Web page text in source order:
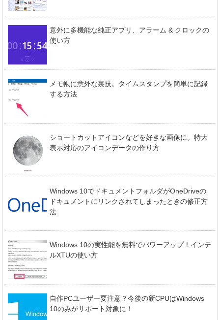
意外に多機能な純正アプリ、アラーム & クロックの
使い方
メモ帳に意外な裏技。タイムスタンプを簡単に記録
する方法
ショートカットアイコンなどを好きな画像に。特大
表示対応のアイコンデータの作り方
Windows 10でドキュメントフォルダがOneDriveの
ドキュメントにリンクされてしまったときの修正方
法
Windows 10の実性能を無料でパワーアップ！インテ
ルXTUの使い方
自作PCユーザー要注意？今後の新CPUはWindows
10のみがサポート対象に！